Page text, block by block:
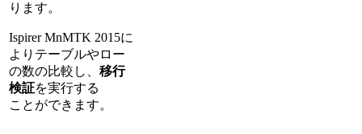
ります。
Ispirer MnMTK 2015に
よりテーブルやロー
の数の比較し、 移行
検証を実行する
ことができます。